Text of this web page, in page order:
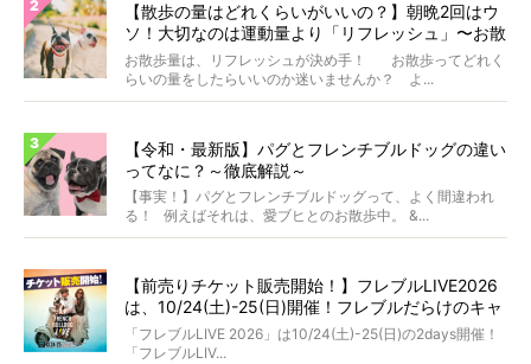
【散歩の量はどれくらいがいいの？】朝晩2回はウ
ソ！大切なのは運動量より「リフレッシュ」〜お散
歩にまつわる疑問FAQつき〜
お散歩量は、リフレッシュが決め手！ お散歩ってどれく
らいの量をしたらいいのか迷いませんか？ よ...
【令和・最新版】パグとフレンチブルドッグの違い
ってなに？～徹底解説～
【事実！】パグとフレンチブルドッグって、よく間違われ
る！ 例えばそれは、愛ブヒとのお散歩中。 &...
【前売りチケット販売開始！】フレブルLIVE2026
は、10/24(土)-25(日)開催！フレブルだらけのキャ
ンプ・前夜祭・バスプランも新登場!?
「フレブルLIVE 2026」は10/24(土)-25(日)の2days開催！
「フレブルLIV...